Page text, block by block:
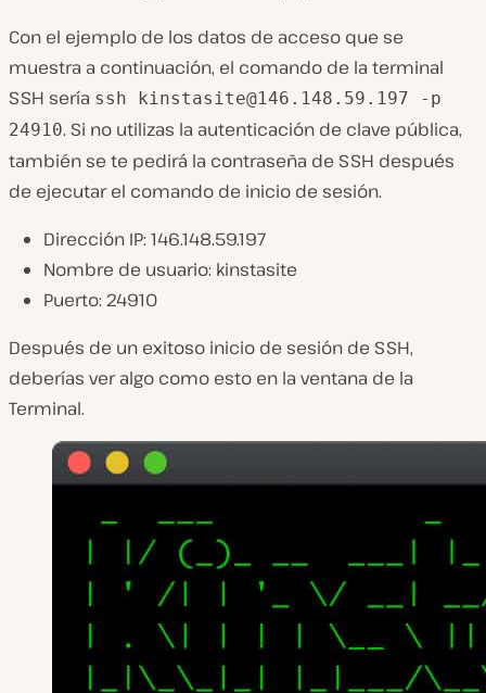
Con el ejemplo de los datos de acceso que se
muestra a continuación, el comando de la terminal
SSH sería ssh kinstasite@146.148.59.197 -p
24910. Si no utilizas la autenticación de clave pública,
también se te pedirá la contraseña de SSH después
de ejecutar el comando de inicio de sesión.
Dirección IP: 146.148.59.197
Nombre de usuario: kinstasite
Puerto: 24910
Después de un exitoso inicio de sesión de SSH,
deberías ver algo como esto en la ventana de la
Terminal.